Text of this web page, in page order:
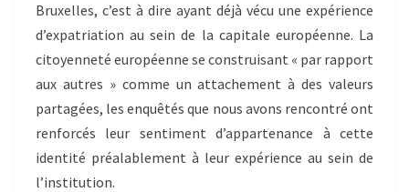
Bruxelles, c’est à dire ayant déjà vécu une expérience
d’expatriation au sein de la capitale européenne. La
citoyenneté européenne se construisant « par rapport
aux autres » comme un attachement à des valeurs
partagées, les enquêtés que nous avons rencontré ont
renforcés leur sentiment d’appartenance à cette
identité préalablement à leur expérience au sein de
l’institution.